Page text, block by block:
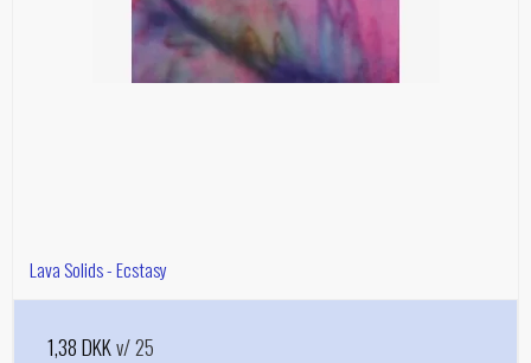
Lava Solids - Ecstasy
1,38 DKKv/ 25